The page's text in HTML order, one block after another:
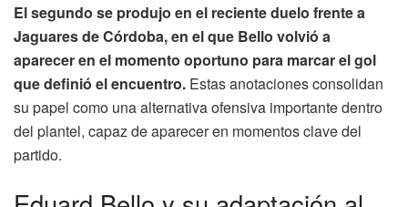
El segundo se produjo en el reciente duelo frente a
Jaguares de Córdoba, en el que Bello volvió a
aparecer en el momento oportuno para marcar el gol
que definió el encuentro. Estas anotaciones consolidan
su papel como una alternativa ofensiva importante dentro
del plantel, capaz de aparecer en momentos clave del
partido.